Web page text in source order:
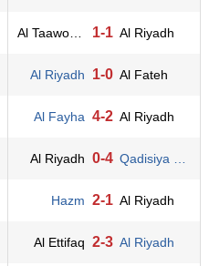
1-1 Al Riyadh
Al Riyadh 1-0 Al Fateh
Al Fayha 4-2 Al Riyadh
Al Riyadh 0-4
Hazm 2-1 Al Riyadh
Al Ettifaq 2-3 Al Riyadh